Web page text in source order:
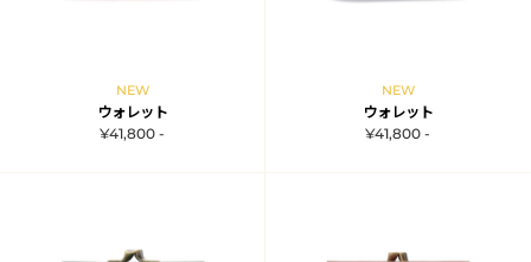
NEW
ウォレット
¥41,800 -
NEW
ウォレット
¥41,800 -